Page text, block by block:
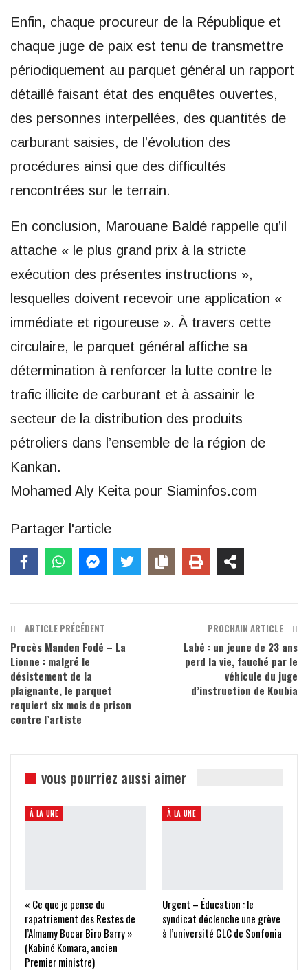
Enfin, chaque procureur de la République et
chaque juge de paix est tenu de transmettre
périodiquement au parquet général un rapport
détaillé faisant état des enquêtes ouvertes,
des personnes interpellées, des quantités de
carburant saisies, de l’évolution des
procédures ainsi que des difficultés
rencontrées sur le terrain.
En conclusion, Marouane Baldé rappelle qu’il
attache « le plus grand prix à la stricte
exécution des présentes instructions »,
lesquelles doivent recevoir une application «
immédiate et rigoureuse ». À travers cette
circulaire, le parquet général affiche sa
détermination à renforcer la lutte contre le
trafic illicite de carburant et à assainir le
secteur de la distribution des produits
pétroliers dans l’ensemble de la région de
Kankan.
Mohamed Aly Keita pour Siaminfos.com
Partager l'article
ARTICLE PRÉCÉDENT
Procès Manden Fodé – La
Lionne : malgré le
désistement de la
plaignante, le parquet
requiert six mois de prison
contre l’artiste
PROCHAIN ARTICLE
Labé : un jeune de 23 ans
perd la vie, fauché par le
véhicule du juge
d’instruction de Koubia
vous pourriez aussi aimer
À LA UNE
« Ce que je pense du
rapatriement des Restes de
l’Almamy Bocar Biro Barry »
(Kabiné Komara, ancien
Premier ministre)
À LA UNE
Urgent – Éducation : le
syndicat déclenche une grève
à l’université GLC de Sonfonia